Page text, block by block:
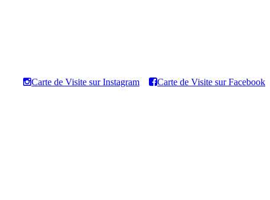
Carte de Visite sur Facebook
Carte de Visite sur Instagram